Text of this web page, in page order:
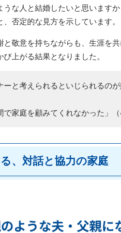
うな人と結婚したいと思います
否定的な見方を示しています。
と敬意を持ちながらも、生涯
上がる結果となりました。
ーと考えられるといじられるの
で家庭を顧みてくれなかった」（
、対話と協力の家庭